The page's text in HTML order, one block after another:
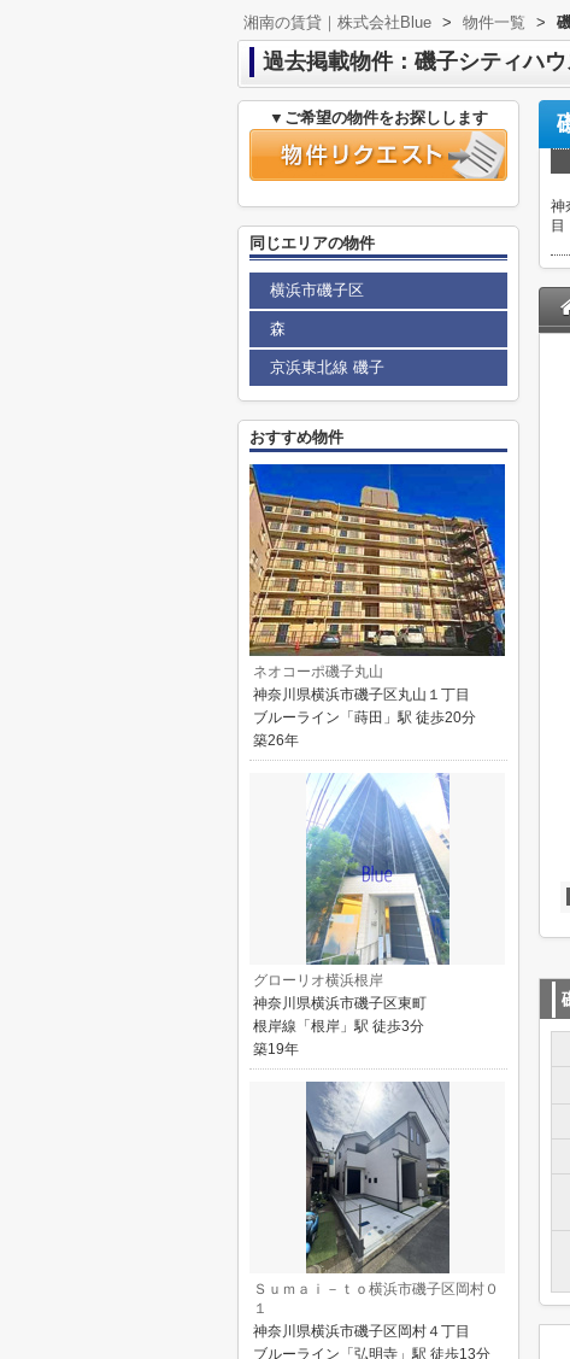
湘南の賃貸｜株式会社Blue > 物件一覧 >
過去掲載物件：磯子シティハウ
神
目
▼ご希望の物件をお探しします
同じエリアの物件
横浜市磯子区
森
京浜東北線 磯子
おすすめ物件
ネオコーポ磯子丸山
神奈川県横浜市磯子区丸山１丁目
ブルーライン「蒔田」駅 徒歩20分
築26年
グローリオ横浜根岸
神奈川県横浜市磯子区東町
根岸線「根岸」駅 徒歩3分
築19年
Ｓｕｍａｉ－ｔｏ横浜市磯子区岡村０
１
神奈川県横浜市磯子区岡村４丁目
ブルーライン「弘明寺」駅 徒歩13分